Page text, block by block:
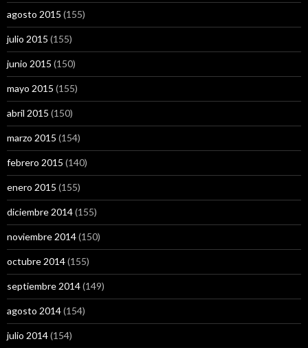
agosto 2015 (155)
julio 2015 (155)
junio 2015 (150)
mayo 2015 (155)
abril 2015 (150)
marzo 2015 (154)
febrero 2015 (140)
enero 2015 (155)
diciembre 2014(155)
noviembre 2014(150)
octubre 2014(155)
septiembre 2014(149)
agosto 2014(154)
julio 2014(154)